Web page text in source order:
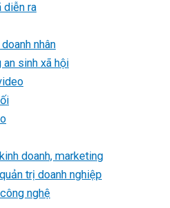
diễn ra
nhân
an sinh xã hội
doanh, marketing
trị doanh nghiệp
nghệ